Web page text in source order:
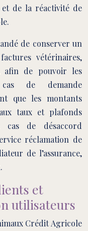
et de la réactivité de
de conserver un
vétérinaires,
afin de pouvoir les
de demande
que les montants
taux et plafonds
de désaccord
réclamation de
de l’assurance,
et
utilisateurs
Crédit Agricole